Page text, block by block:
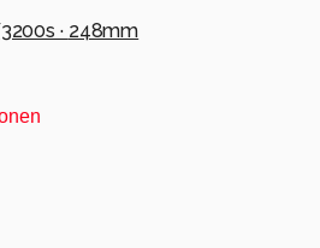
· 248mm